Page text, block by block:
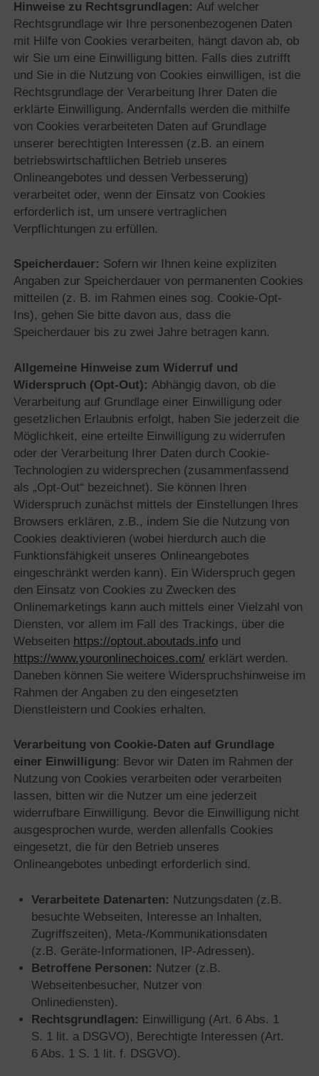
Hinweise zu Rechtsgrundlagen: Auf welcher
Rechtsgrundlage wir Ihre personenbezogenen Daten
mit Hilfe von Cookies verarbeiten, hängt davon ab, ob
wir Sie um eine Einwilligung bitten. Falls dies zutrifft
und Sie in die Nutzung von Cookies einwilligen, ist die
Rechtsgrundlage der Verarbeitung Ihrer Daten die
erklärte Einwilligung. Andernfalls werden die mithilfe
von Cookies verarbeiteten Daten auf Grundlage
unserer berechtigten Interessen (z.B. an einem
betriebswirtschaftlichen Betrieb unseres
Onlineangebotes und dessen Verbesserung)
verarbeitet oder, wenn der Einsatz von Cookies
erforderlich ist, um unsere vertraglichen
Verpflichtungen zu erfüllen.
Speicherdauer: Sofern wir Ihnen keine expliziten
Angaben zur Speicherdauer von permanenten Cookies
mitteilen (z. B. im Rahmen eines sog. Cookie-Opt-
Ins), gehen Sie bitte davon aus, dass die
Speicherdauer bis zu zwei Jahre betragen kann.
Allgemeine Hinweise zum Widerruf und
Widerspruch (Opt-Out): Abhängig davon, ob die
Verarbeitung auf Grundlage einer Einwilligung oder
gesetzlichen Erlaubnis erfolgt, haben Sie jederzeit die
Möglichkeit, eine erteilte Einwilligung zu widerrufen
oder der Verarbeitung Ihrer Daten durch Cookie-
Technologien zu widersprechen (zusammenfassend
als „Opt-Out“ bezeichnet). Sie können Ihren
Widerspruch zunächst mittels der Einstellungen Ihres
Browsers erklären, z.B., indem Sie die Nutzung von
Cookies deaktivieren (wobei hierdurch auch die
Funktionsfähigkeit unseres Onlineangebotes
eingeschränkt werden kann). Ein Widerspruch gegen
den Einsatz von Cookies zu Zwecken des
Onlinemarketings kann auch mittels einer Vielzahl von
Diensten, vor allem im Fall des Trackings, über die
Webseiten https://optout.aboutads.infound
https://www.youronlinechoices.com/erklärt werden.
Daneben können Sie weitere Widerspruchshinweise im
Rahmen der Angaben zu den eingesetzten
Dienstleistern und Cookies erhalten.
Verarbeitung von Cookie-Daten auf Grundlage
einer Einwilligung: Bevor wir Daten im Rahmen der
Nutzung von Cookies verarbeiten oder verarbeiten
lassen, bitten wir die Nutzer um eine jederzeit
widerrufbare Einwilligung. Bevor die Einwilligung nicht
ausgesprochen wurde, werden allenfalls Cookies
eingesetzt, die für den Betrieb unseres
Onlineangebotes unbedingt erforderlich sind.
Verarbeitete Datenarten: Nutzungsdaten (z.B.
besuchte Webseiten, Interesse an Inhalten,
Zugriffszeiten), Meta-/Kommunikationsdaten
(z.B. Geräte-Informationen, IP-Adressen).
Betroffene Personen: Nutzer (z.B.
Webseitenbesucher, Nutzer von
Onlinediensten).
Rechtsgrundlagen: Einwilligung (Art. 6 Abs. 1
S. 1 lit. a DSGVO), Berechtigte Interessen (Art.
6 Abs. 1 S. 1 lit. f. DSGVO).